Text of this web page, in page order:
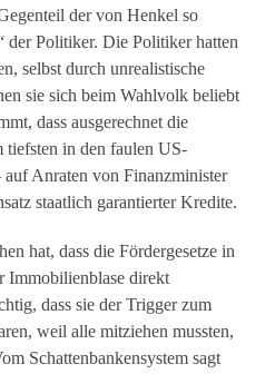
der von Henkel so
der Politiker. Die Politiker hatten
selbst durch unrealistische
sie sich beim Wahlvolk beliebt
dass ausgerechnet die
tiefsten in den faulen US-
auf Anraten von Finanzminister
staatlich garantierter Kredite.
hat, dass die Fördergesetze in
Immobilienblase direkt
dass sie der Trigger zum
weil alle mitziehen mussten,
Schattenbankensystem sagt